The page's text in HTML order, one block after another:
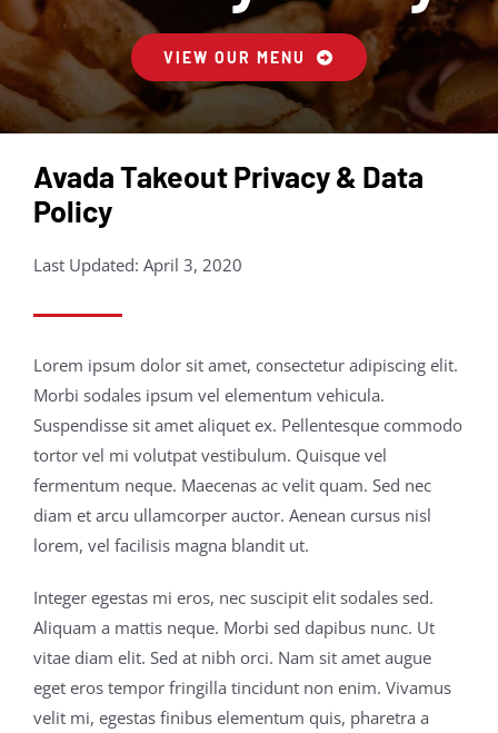
VIEW OUR MENU
Avada Takeout Privacy & Data
Policy
Last Updated: April 3, 2020
Lorem ipsum dolor sit amet, consectetur adipiscing elit.
Morbi sodales ipsum vel elementum vehicula.
Suspendisse sit amet aliquet ex. Pellentesque commodo
tortor vel mi volutpat vestibulum. Quisque vel
fermentum neque. Maecenas ac velit quam. Sed nec
diam et arcu ullamcorper auctor. Aenean cursus nisl
lorem, vel facilisis magna blandit ut.
Integer egestas mi eros, nec suscipit elit sodales sed.
Aliquam a mattis neque. Morbi sed dapibus nunc. Ut
vitae diam elit. Sed at nibh orci. Nam sit amet augue
eget eros tempor fringilla tincidunt non enim. Vivamus
velit mi, egestas finibus elementum quis, pharetra a